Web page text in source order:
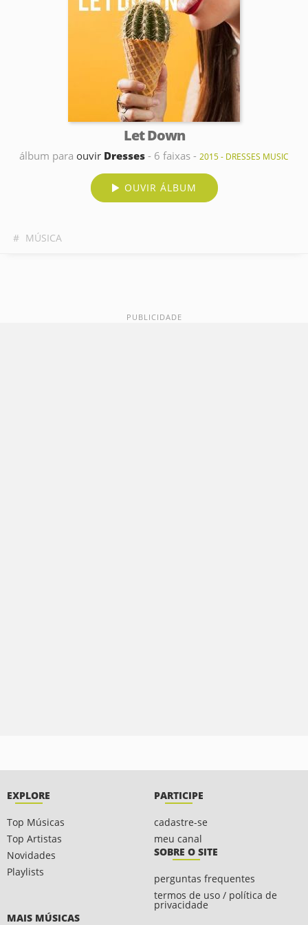
Let Down
álbum para ouvir Dresses - 6 faixas - 2015 - DRESSES MUSIC
OUVIR ÁLBUM
# MÚSICA
EXPLORE
Top Músicas
Top Artistas
Novidades
Playlists
PARTICIPE
cadastre-se
meu canal
SOBRE O SITE
perguntas frequentes
termos de uso / política de
privacidade
MAIS MÚSICAS